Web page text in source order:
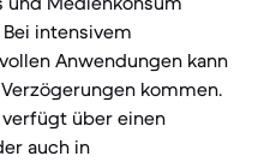
intensivem
Anwendungen kann
kommen.
verfügt über einen
auch in